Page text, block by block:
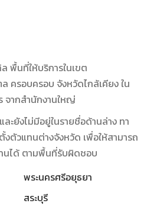
พื้นที่ให้บริการในเขต
ครอบครอบ จังหวัดไกล้เคียง ใน
จากสำนักงานใหญ่
ยังไม่มีอยู่ในรายชื่อด้านล่าง ทา
ตัวแทนต่างจังหวัด เพื่อให้สามารถ
านได้ ตามพื้นที่รับผิดชอบ
พระนครศรีอยุธยา
สระบุรี